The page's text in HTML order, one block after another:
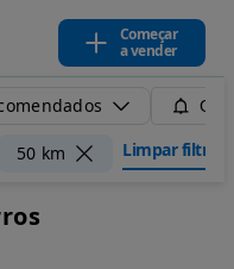
Começar
a vender
50 km Limpar filtros